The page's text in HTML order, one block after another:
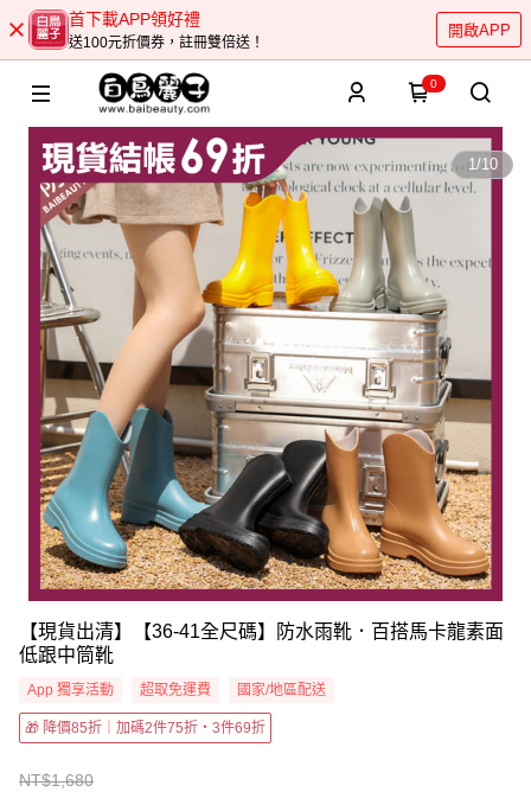
首下載APP領好禮
送100元折價券，註冊雙倍送！
開啟APP
0
1/10
【現貨出清】【36-41全尺碼】防水雨靴．百搭馬卡龍素面
低跟中筒靴
App 獨享活動 超取免運費 國家/地區配送
🎁 降價85折｜加碼2件75折・3件69折
NT$1,680